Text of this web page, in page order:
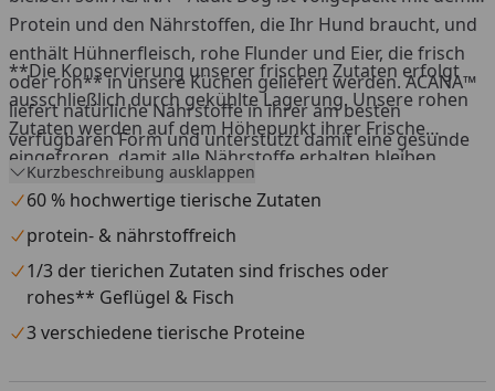
Protein und den Nährstoffen, die Ihr Hund braucht, und
enthält Hühnerfleisch, rohe Flunder und Eier, die frisch
oder roh** in unsere Küchen geliefert werden. ACANA™
liefert natürliche Nährstoffe in ihrer am besten
verfügbaren Form und unterstützt damit eine gesunde
Entwicklung – für einen gesunden und glücklichen
Hund.
**Die Konservierung unserer frischen Zutaten erfolgt
ausschließlich durch gekühlte Lagerung. Unsere rohen
Zutaten werden auf dem Höhepunkt ihrer Frische
eingefroren, damit alle Nährstoffe erhalten bleiben.
Kurzbeschreibung ausklappen
60 % hochwertige tierische Zutaten
protein- & nährstoffreich
1/3 der tierichen Zutaten sind frisches oder
rohes** Geflügel & Fisch
3 verschiedene tierische Proteine